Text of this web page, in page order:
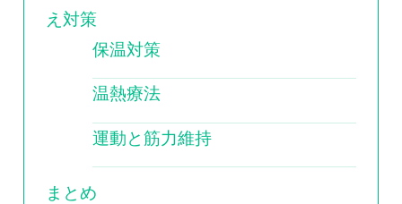
え対策
保温対策
温熱療法
運動と筋力維持
まとめ